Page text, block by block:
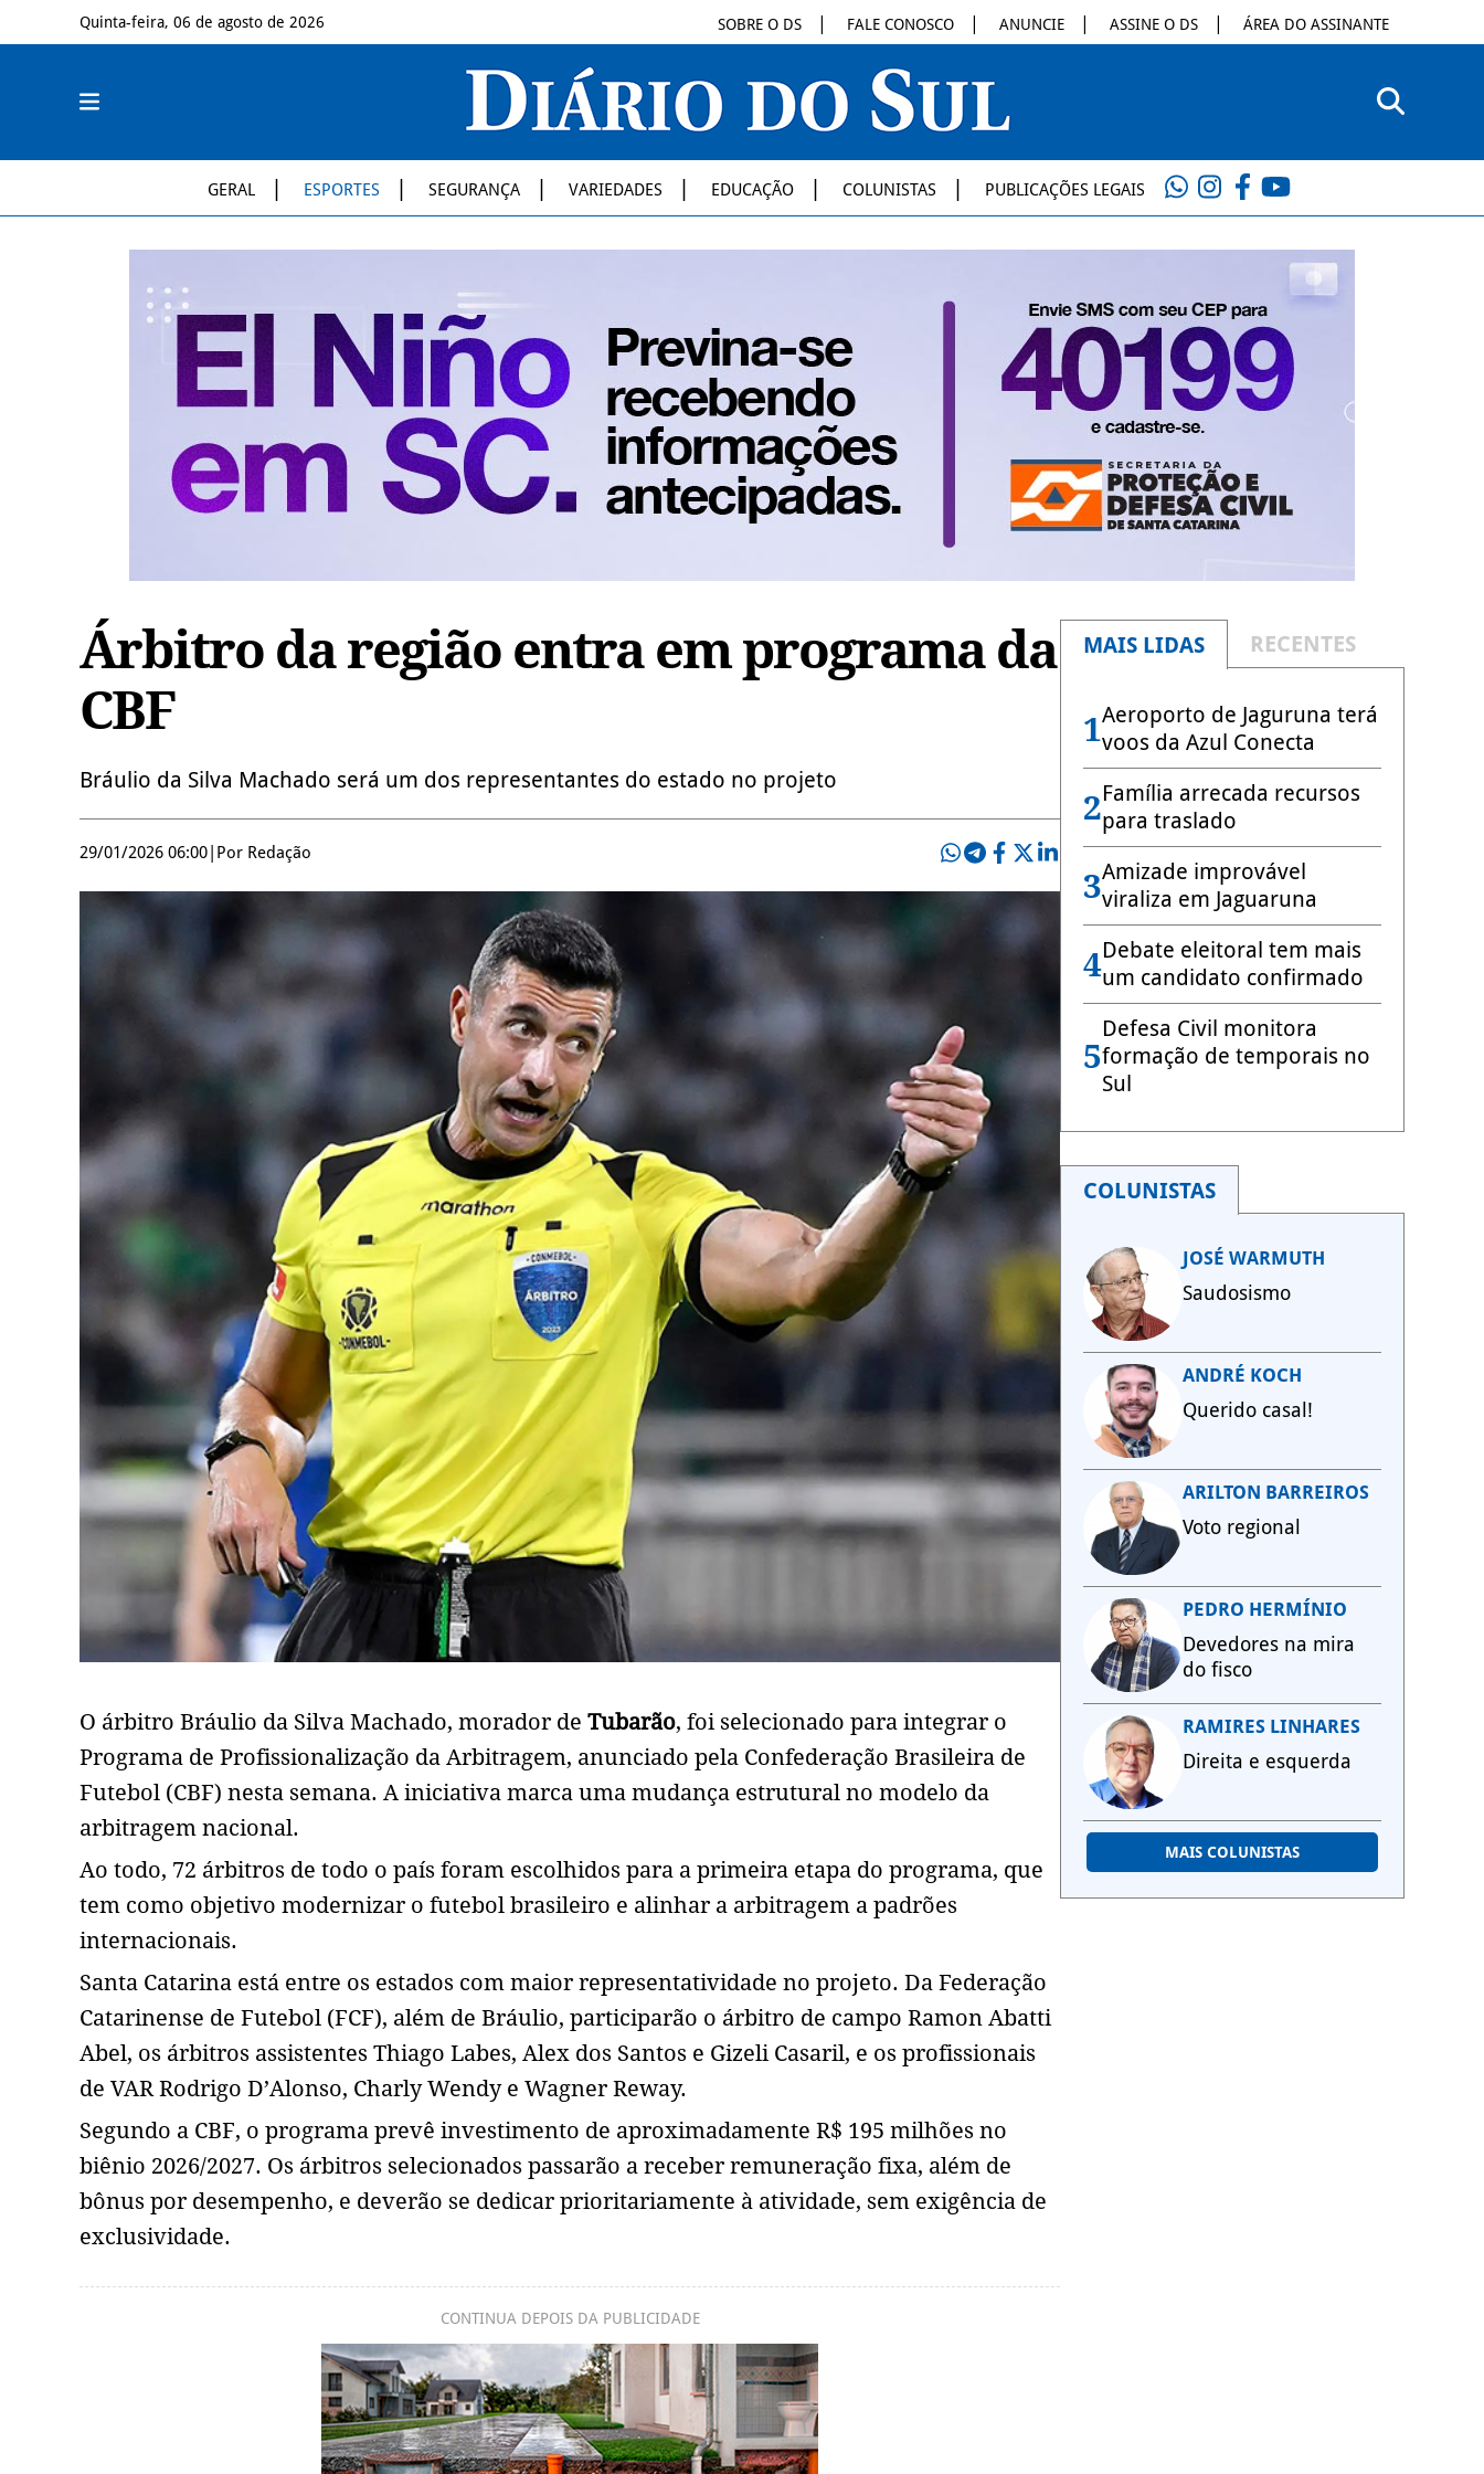
Quinta-feira, 06 de agosto de 2026 SOBRE O DS FALE CONOSCO ANUNCIE ASSINE O DS ÁREA DO ASSINANTE
GERAL ESPORTES SEGURANÇA VARIEDADES EDUCAÇÃO COLUNISTAS PUBLICAÇÕES LEGAIS
Árbitro da região entra em programa da
CBF
Bráulio da Silva Machado será um dos representantes do estado no projeto
29/01/2026 06:00 Por Redação
O árbitro Bráulio da Silva Machado, morador de Tubarão, foi selecionado para integrar o
Programa de Profissionalização da Arbitragem, anunciado pela Confederação Brasileira de
Futebol (CBF) nesta semana. A iniciativa marca uma mudança estrutural no modelo da
arbitragem nacional.
Ao todo, 72 árbitros de todo o país foram escolhidos para a primeira etapa do programa, que
tem como objetivo modernizar o futebol brasileiro e alinhar a arbitragem a padrões
internacionais.
Santa Catarina está entre os estados com maior representatividade no projeto. Da Federação
Catarinense de Futebol (FCF), além de Bráulio, participarão o árbitro de campo Ramon Abatti
Abel, os árbitros assistentes Thiago Labes, Alex dos Santos e Gizeli Casaril, e os profissionais
de VAR Rodrigo D’Alonso, Charly Wendy e Wagner Reway.
Segundo a CBF, o programa prevê investimento de aproximadamente R$ 195 milhões no
biênio 2026/2027. Os árbitros selecionados passarão a receber remuneração fixa, além de
bônus por desempenho, e deverão se dedicar prioritariamente à atividade, sem exigência de
exclusividade.
CONTINUA DEPOIS DA PUBLICIDADE
MAIS LIDAS RECENTES
1Aeroporto de Jaguruna terá
voos da Azul Conecta
2Família arrecada recursos
para traslado
3Amizade improvável
viraliza em Jaguaruna
4Debate eleitoral tem mais
um candidato confirmado
5
Defesa Civil monitora
formação de temporais no
Sul
COLUNISTAS
JOSÉ WARMUTH
Saudosismo
ANDRÉ KOCH
Querido casal!
ARILTON BARREIROS
Voto regional
PEDRO HERMÍNIO
Devedores na mira
do fisco
RAMIRES LINHARES
Direita e esquerda
MAIS COLUNISTAS